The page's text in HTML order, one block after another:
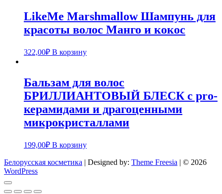
LikeMe Marshmallow Шампунь для
красоты волос Манго и кокос
322,00₽ В корзину
Бальзам для волос
БРИЛЛИАНТОВЫЙ БЛЕСК с pro-
керамидами и драгоценными
микрокристаллами
199,00₽ В корзину
Белорусская косметика | Designed by: Theme Freesia | © 2026
WordPress
Go